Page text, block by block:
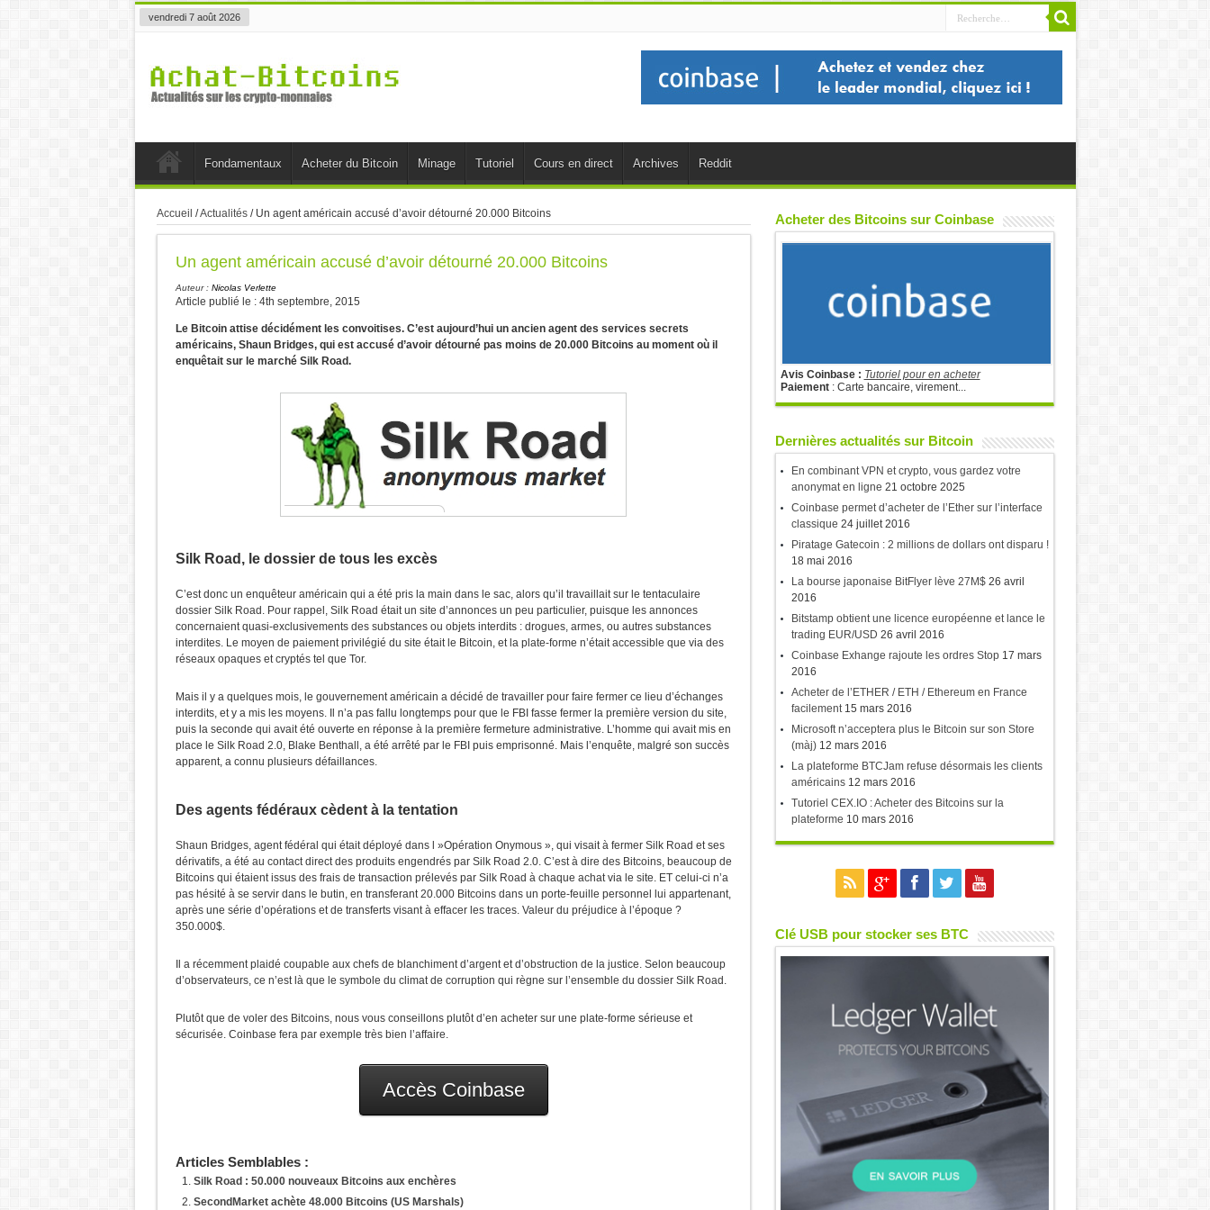
vendredi 7 août 2026
Fondamentaux Acheter du Bitcoin Minage Tutoriel Cours en direct Archives Reddit
Accueil /Actualités/ Un agent américain accusé d’avoir détourné 20.000 Bitcoins
Un agent américain accusé d’avoir détourné 20.000 Bitcoins
Auteur : Nicolas Verlette
Article publié le : 4th septembre, 2015
Le Bitcoin attise décidément les convoitises. C’est aujourd’hui un ancien agent des services secrets
américains, Shaun Bridges, qui est accusé d’avoir détourné pas moins de 20.000 Bitcoins au moment où il
enquêtait sur le marché Silk Road.
Silk Road, le dossier de tous les excès
C’est donc un enquêteur américain qui a été pris la main dans le sac, alors qu’il travaillait sur le tentaculaire
dossier Silk Road. Pour rappel, Silk Road était un site d’annonces un peu particulier, puisque les annonces
concernaient quasi-exclusivements des substances ou objets interdits : drogues, armes, ou autres substances
interdites. Le moyen de paiement privilégié du site était le Bitcoin, et la plate-forme n’était accessible que via des
réseaux opaques et cryptés tel que Tor.
Mais il y a quelques mois, le gouvernement américain a décidé de travailler pour faire fermer ce lieu d’échanges
interdits, et y a mis les moyens. Il n’a pas fallu longtemps pour que le FBI fasse fermer la première version du site,
puis la seconde qui avait été ouverte en réponse à la première fermeture administrative. L’homme qui avait mis en
place le Silk Road 2.0, Blake Benthall, a été arrêté par le FBI puis emprisonné. Mais l’enquête, malgré son succès
apparent, a connu plusieurs défaillances.
Des agents fédéraux cèdent à la tentation
Shaun Bridges, agent fédéral qui était déployé dans l »Opération Onymous », qui visait à fermer Silk Road et ses
dérivatifs, a été au contact direct des produits engendrés par Silk Road 2.0. C’est à dire des Bitcoins, beaucoup de
Bitcoins qui étaient issus des frais de transaction prélevés par Silk Road à chaque achat via le site. ET celui-ci n’a
pas hésité à se servir dans le butin, en transferant 20.000 Bitcoins dans un porte-feuille personnel lui appartenant,
après une série d’opérations et de transferts visant à effacer les traces. Valeur du préjudice à l’époque ?
350.000$.
Il a récemment plaidé coupable aux chefs de blanchiment d’argent et d’obstruction de la justice. Selon beaucoup
d’observateurs, ce n’est là que le symbole du climat de corruption qui règne sur l’ensemble du dossier Silk Road.
Plutôt que de voler des Bitcoins, nous vous conseillons plutôt d’en acheter sur une plate-forme sérieuse et
sécurisée. Coinbase fera par exemple très bien l’affaire.
Accès Coinbase
Articles Semblables :
Silk Road : 50.000 nouveaux Bitcoins aux enchères
SecondMarket achète 48.000 Bitcoins (US Marshals)
Acheter des Bitcoins sur Coinbase
Avis Coinbase : Tutoriel pour en acheter
Paiement: Carte bancaire, virement...
Dernières actualités sur Bitcoin
En combinant VPN et crypto, vous gardez votre
anonymat en ligne 21 octobre 2025
Coinbase permet d’acheter de l’Ether sur l’interface
classique 24 juillet 2016
Piratage Gatecoin : 2 millions de dollars ont disparu !
18 mai 2016
La bourse japonaise BitFlyer lève 27M$ 26 avril
2016
Bitstamp obtient une licence européenne et lance le
trading EUR/USD 26 avril 2016
Coinbase Exhange rajoute les ordres Stop 17 mars
2016
Acheter de l’ETHER / ETH / Ethereum en France
facilement 15 mars 2016
Microsoft n’acceptera plus le Bitcoin sur son Store
(màj) 12 mars 2016
La plateforme BTCJam refuse désormais les clients
américains 12 mars 2016
Tutoriel CEX.IO : Acheter des Bitcoins sur la
plateforme 10 mars 2016
Clé USB pour stocker ses BTC